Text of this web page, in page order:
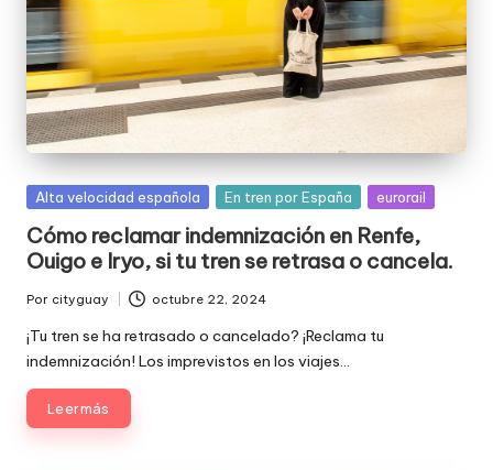
Publicada
Alta velocidad española En tren por España eurorail
Cómo reclamar indemnización en Renfe,
Ouigo e Iryo, si tu tren se retrasa o cancela.
Publicado
por
Por cityguay octubre 22, 2024
¡Tu tren se ha retrasado o cancelado? ¡Reclama tu
indemnización! Los imprevistos en los viajes…
Leer más